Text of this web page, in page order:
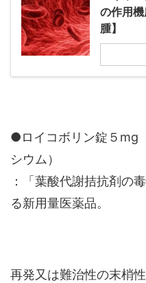
の作用
腫】
●ロイコボリン錠５mg
シウム）
：「葉酸代謝拮抗剤の
る新用量医薬品。
再発又は難治性の末梢